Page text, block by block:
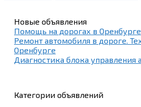
Новые объявления
Помощь на дорогах в Оренбурге
Ремонт автомобиля в дороге.
Оренбурге
Диагностика блока управления
Категории объявлений